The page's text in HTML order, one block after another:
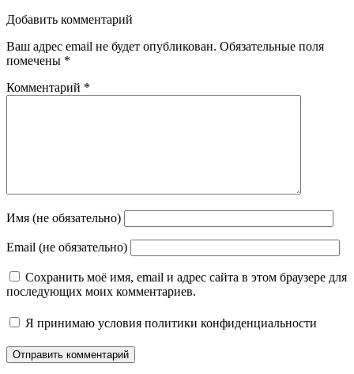
Добавить комментарий
Ваш адрес email не будет опубликован. Обязательные поля
помечены *
Комментарий *
Имя (не обязательно)
Email (не обязательно)
Сохранить моё имя, email и адрес сайта в этом браузере для
последующих моих комментариев.
Я принимаю условия политики конфиденциальности